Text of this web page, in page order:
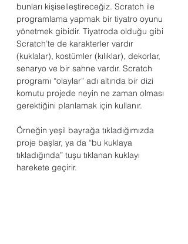
bunları kişiselleştireceğiz. Scratch ile
programlama yapmak bir tiyatro oyunu
yönetmek gibidir. Tiyatroda olduğu gibi
Scratch’te de karakterler vardır
(kuklalar), kostümler (kılıklar), dekorlar,
senaryo ve bir sahne vardır. Scratch
programı “olaylar” adı altında bir dizi
komutu projede neyin ne zaman olması
gerektiğini planlamak için kullanır.
Örneğin yeşil bayrağa tıkladığımızda
proje başlar, ya da “bu kuklaya
tıkladığında” tuşu tıklanan kuklayı
harekete geçirir.